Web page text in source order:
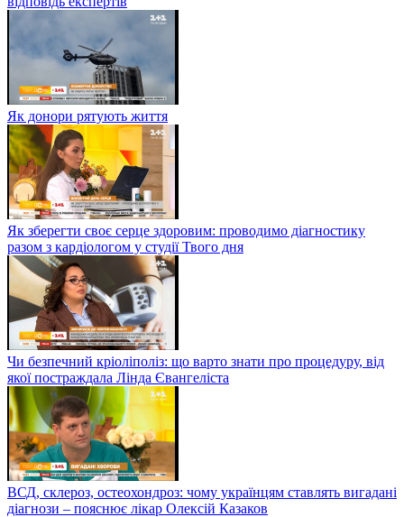
Як донори рятують життя
Як зберегти своє серце здоровим: проводимо діагностику
разом з кардіологом у студії Твого дня
Чи безпечний кріоліполіз: що варто знати про процедуру, від
якої постраждала Лінда Євангеліста
ВСД, склероз, остеохондроз: чому українцям ставлять вигадані
діагнози – пояснює лікар Олексій Казаков